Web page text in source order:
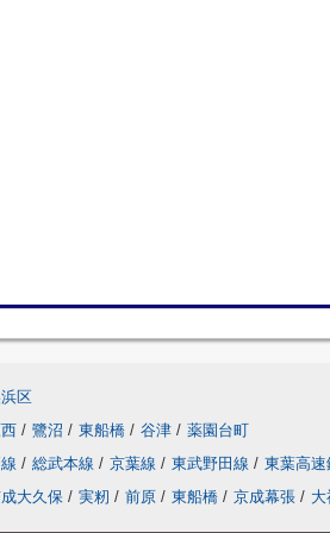
区
/ 鷺沼 / 東船橋 / 谷津 / 薬園台町
/ 総武本線 / 京葉線 / 東武野田線 / 東葉高速
大久保 / 実籾 / 前原 / 東船橋 / 京成幕張 /